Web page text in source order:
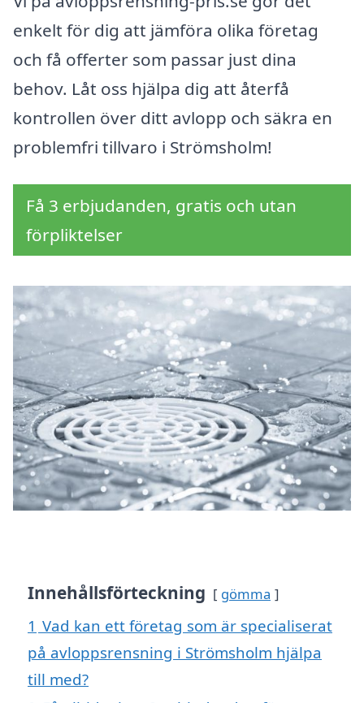
enkelt för dig att jämföra olika företag
och få offerter som passar just dina
behov. Låt oss hjälpa dig att återfå
kontrollen över ditt avlopp och säkra en
problemfri tillvaro i Strömsholm!
Få 3 erbjudanden, gratis och utan
förpliktelser
Innehållsförteckning gömma
1 Vad kan ett företag som är specialiserat
på avloppsrensning i Strömsholm hjälpa
till med?